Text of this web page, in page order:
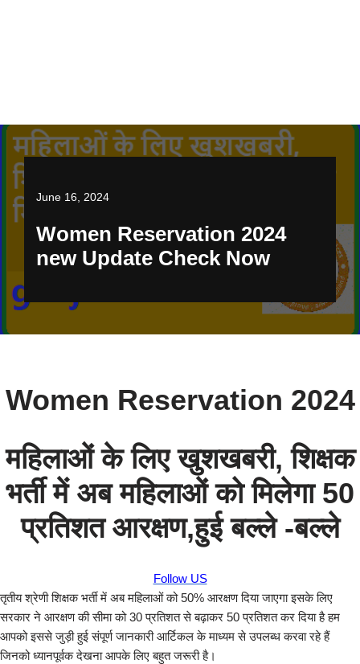
June 16, 2024
Women Reservation 2024
new Update Check Now
Women Reservation 2024
महिलाओं के लिए खुशखबरी, शिक्षक
भर्ती में अब महिलाओं को मिलेगा 50
प्रतिशत आरक्षण,हुई बल्ले -बल्ले
Follow US
तृतीय श्रेणी शिक्षक भर्ती में अब महिलाओं को 50% आरक्षण दिया जाएगा इसके लिए
सरकार ने आरक्षण की सीमा को 30 प्रतिशत से बढ़ाकर 50 प्रतिशत कर दिया है हम
आपको इससे जुड़ी हुई संपूर्ण जानकारी आर्टिकल के माध्यम से उपलब्ध करवा रहे हैं
जिनको ध्यानपूर्वक देखना आपके लिए बहुत जरूरी है।